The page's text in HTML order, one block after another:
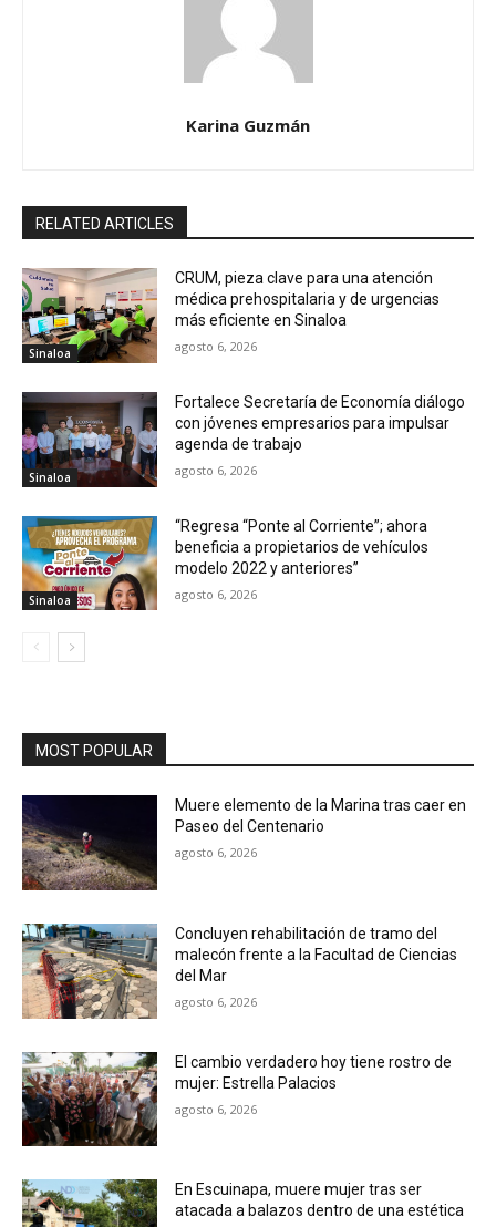
Karina Guzmán
RELATED ARTICLES
Sinaloa
CRUM, pieza clave para una atención
médica prehospitalaria y de urgencias
más eficiente en Sinaloa
agosto 6, 2026
Sinaloa
Fortalece Secretaría de Economía diálogo
con jóvenes empresarios para impulsar
agenda de trabajo
agosto 6, 2026
Sinaloa
“Regresa “Ponte al Corriente”; ahora
beneficia a propietarios de vehículos
modelo 2022 y anteriores”
agosto 6, 2026
MOST POPULAR
Muere elemento de la Marina tras caer en
Paseo del Centenario
agosto 6, 2026
Concluyen rehabilitación de tramo del
malecón frente a la Facultad de Ciencias
del Mar
agosto 6, 2026
El cambio verdadero hoy tiene rostro de
mujer: Estrella Palacios
agosto 6, 2026
En Escuinapa, muere mujer tras ser
atacada a balazos dentro de una estética